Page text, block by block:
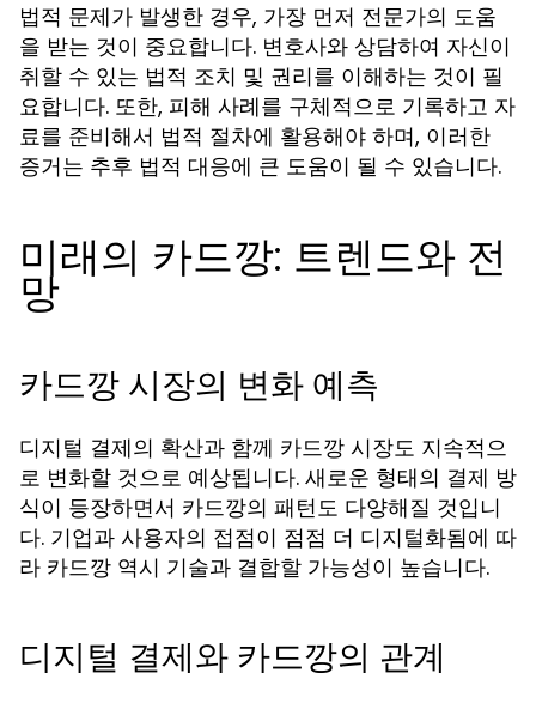
법적 문제가 발생한 경우, 가장 먼저 전문가의 도움
을 받는 것이 중요합니다. 변호사와 상담하여 자신이
취할 수 있는 법적 조치 및 권리를 이해하는 것이 필
요합니다. 또한, 피해 사례를 구체적으로 기록하고 자
료를 준비해서 법적 절차에 활용해야 하며, 이러한
증거는 추후 법적 대응에 큰 도움이 될 수 있습니다.
미래의 카드깡: 트렌드와 전
망
카드깡 시장의 변화 예측
디지털 결제의 확산과 함께 카드깡 시장도 지속적으
로 변화할 것으로 예상됩니다. 새로운 형태의 결제 방
식이 등장하면서 카드깡의 패턴도 다양해질 것입니
다. 기업과 사용자의 접점이 점점 더 디지털화됨에 따
라 카드깡 역시 기술과 결합할 가능성이 높습니다.
디지털 결제와 카드깡의 관계